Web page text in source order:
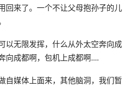
回来了。一个不让父母抱孙子的儿
以无限发挥，什么从外太空奔向成
向成都啊，包机上成都啊....
自媒体上面来，其他脑洞，我们暂